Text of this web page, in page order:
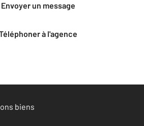
Envoyer un message
Téléphoner à l'agence
biens